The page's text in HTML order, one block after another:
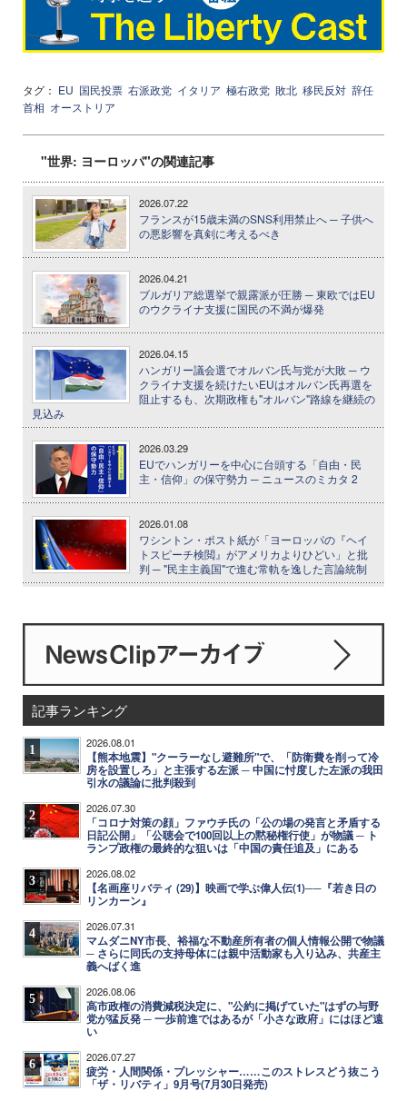
タグ： EU 国民投票 右派政党 イタリア 極右政党 敗北 移民反対 辞任
首相 オーストリア
"世界: ヨーロッパ"の関連記事
2026.07.22
フランスが15歳未満のSNS利用禁止へ ─ 子供へ
の悪影響を真剣に考えるべき
2026.04.21
ブルガリア総選挙で親露派が圧勝 ─ 東欧ではEU
のウクライナ支援に国民の不満が爆発
2026.04.15
ハンガリー議会選でオルバン氏与党が大敗 ─ ウ
クライナ支援を続けたいEUはオルバン氏再選を
阻止するも、次期政権も"オルバン"路線を継続の
見込み
2026.03.29
EUでハンガリーを中心に台頭する「自由・民
主・信仰」の保守勢力 ─ ニュースのミカタ 2
2026.01.08
ワシントン・ポスト紙が「ヨーロッパの『ヘイ
トスピーチ検閲』がアメリカよりひどい」と批
判 ─ "民主主義国"で進む常軌を逸した言論統制
記事ランキング
1 2026.08.01
【熊本地震】"クーラーなし避難所"で、「防衛費を削って冷
房を設置しろ」と主張する左派 ─ 中国に忖度した左派の我田
引水の議論に批判殺到
2 2026.07.30
「コロナ対策の顔」ファウチ氏の「公の場の発言と矛盾する
日記公開」「公聴会で100回以上の黙秘権行使」が物議 ─ ト
ランプ政権の最終的な狙いは「中国の責任追及」にある
3 2026.08.02
【名画座リバティ (29)】映画で学ぶ偉人伝(1)──『若き日の
リンカーン』
4 2026.07.31
マムダニNY市長、裕福な不動産所有者の個人情報公開で物議
─ さらに同氏の支持母体には親中活動家も入り込み、共産主
義へばく進
5 2026.08.06
高市政権の消費減税決定に、"公約に掲げていた"はずの与野
党が猛反発 ─ 一歩前進ではあるが「小さな政府」にはほど遠
い
6 2026.07.27
疲労・人間関係・プレッシャー……このストレスどう抜こう
「ザ・リバティ」9月号(7月30日発売)